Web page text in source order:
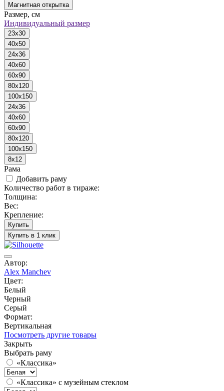
Магнитная открытка
Размер, см
Индивидуальный размер
23x30
40x50
24x36
40x60
60x90
80x120
100x150
24x36
40x60
60x90
80x120
100x150
8x12
Рама
Добавить раму
Количество работ в тираже:
Толщина:
Вес:
Крепление:
Купить
Купить в 1 клик
Автор:
Alex Manchev
Цвет:
Белый
Черный
Серый
Формат:
Вертикальная
Посмотреть другие товары
Закрыть
Выбрать раму
«Классика»
«Классика» с музейным стеклом